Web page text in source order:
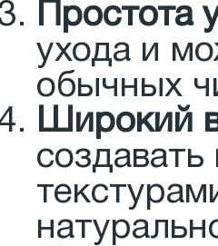
Простота
ухода и
обычных
Широкий